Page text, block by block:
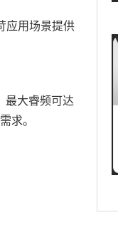
应用场景提供
最大睿频可达
求。